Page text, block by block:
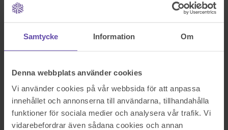
Samtycke Information Om
Denna webbplats använder cookies
Vi använder cookies på vår webbsida för att anpassa
innehållet och annonserna till användarna, tillhandahålla
funktioner för sociala medier och analysera vår trafik. Vi
vidarebefordrar även sådana cookies och annan
Våra kontor
Fråga Digitala Juristen
Nu blev det något fel!
Testa igen och om det fortfarande inte fungerar kontakta oss på
support@familjensjurist.se.
Stäng